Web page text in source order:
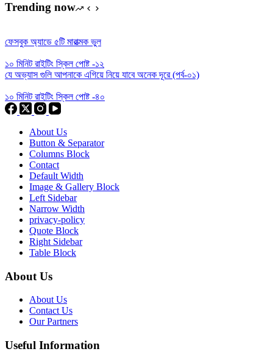
Trending now
ফেসবুক অ্যাডে ৫টি মারাত্মক ভুল
১০ মিনিট রাইটিং স্কিল পোষ্ট -১২
যে অভ্যাস গুলি আপনাকে এগিয়ে নিয়ে যাবে অনেক দূরে (পর্ব-০১)
১০ মিনিট রাইটিং স্কিল পোষ্ট -৪০
About Us
Button & Separator
Columns Block
Contact
Default Width
Image & Gallery Block
Left Sidebar
Narrow Width
privacy-policy
Quote Block
Right Sidebar
Table Block
About Us
About Us
Contact Us
Our Partners
Useful Information